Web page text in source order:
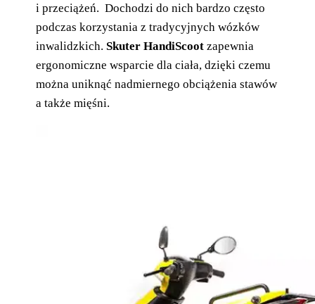
i przeciążeń. Dochodzi do nich bardzo często
podczas korzystania z tradycyjnych wózków
inwalidzkich.Skuter HandiScoot zapewnia
ergonomiczne wsparcie dla ciała, dzięki czemu
można uniknąć nadmiernego obciążenia stawów
a także mięśni.